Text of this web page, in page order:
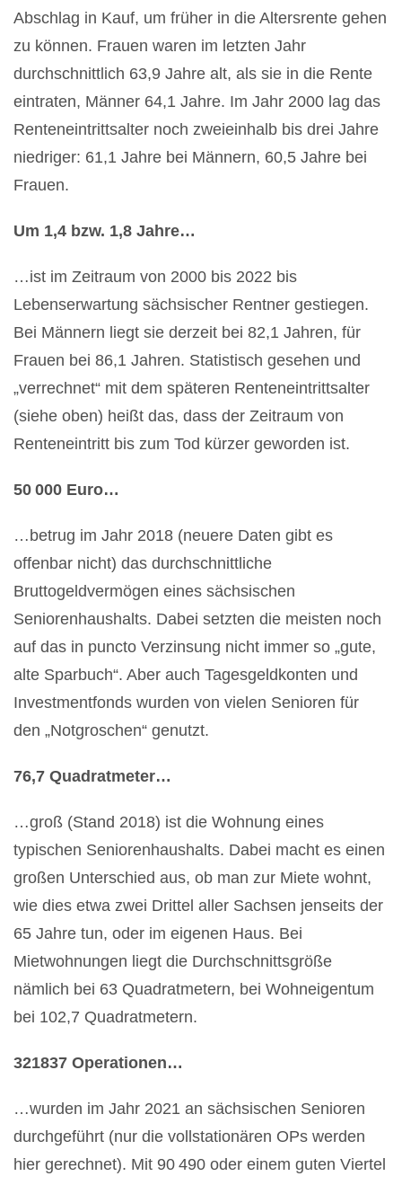
Abschlag in Kauf, um früher in die Altersrente gehen
zu können. Frauen waren im letzten Jahr
durchschnittlich 63,9 Jahre alt, als sie in die Rente
eintraten, Männer 64,1 Jahre. Im Jahr 2000 lag das
Renteneintrittsalter noch zweieinhalb bis drei Jahre
niedriger: 61,1 Jahre bei Männern, 60,5 Jahre bei
Frauen.
Um 1,4 bzw. 1,8 Jahre…
…ist im Zeitraum von 2000 bis 2022 bis
Lebenserwartung sächsischer Rentner gestiegen.
Bei Männern liegt sie derzeit bei 82,1 Jahren, für
Frauen bei 86,1 Jahren. Statistisch gesehen und
„verrechnet“ mit dem späteren Renteneintrittsalter
(siehe oben) heißt das, dass der Zeitraum von
Renteneintritt bis zum Tod kürzer geworden ist.
50 000 Euro…
…betrug im Jahr 2018 (neuere Daten gibt es
offenbar nicht) das durchschnittliche
Bruttogeldvermögen eines sächsischen
Seniorenhaushalts. Dabei setzten die meisten noch
auf das in puncto Verzinsung nicht immer so „gute,
alte Sparbuch“. Aber auch Tagesgeldkonten und
Investmentfonds wurden von vielen Senioren für
den „Notgroschen“ genutzt.
76,7 Quadratmeter…
…groß (Stand 2018) ist die Wohnung eines
typischen Seniorenhaushalts. Dabei macht es einen
großen Unterschied aus, ob man zur Miete wohnt,
wie dies etwa zwei Drittel aller Sachsen jenseits der
65 Jahre tun, oder im eigenen Haus. Bei
Mietwohnungen liegt die Durchschnittsgröße
nämlich bei 63 Quadratmetern, bei Wohneigentum
bei 102,7 Quadratmetern.
321837 Operationen…
…wurden im Jahr 2021 an sächsischen Senioren
durchgeführt (nur die vollstationären OPs werden
hier gerechnet). Mit 90 490 oder einem guten Viertel